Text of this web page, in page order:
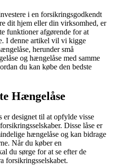
i en forsikringsgodkendt
dit hjem eller din virksomhed, er
funktioner afgørende for at
I denne artikel vil vi kigge
herunder små
og hængelåse med samme
du kan købe den bedste
Hængelåse
designet til at opfylde visse
Disse låse er
hængelåse og kan bidrage
Når du køber en
du sørge for at se efter de
forsikringsselskabet.